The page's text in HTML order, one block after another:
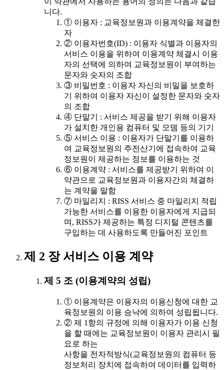
니다.
① 이용자 : 교육정보원과 이용계약을 체결한
자
② 이용자번호(ID) : 이용자 식별과 이용자의
서비스 이용을 위하여 이용계약 체결시 이용
자의 선택에 의하여 교육정보원이 부여하는
문자와 숫자의 조합
③ 비밀번호 : 이용자 자신의 비밀을 보호하
기 위하여 이용자 자신이 설정한 문자와 숫자
의 조합
④ 단말기 : 서비스 제공을 받기 위해 이용자
가 설치한 개인용 컴퓨터 및 모뎀 등의 기기
⑤ 서비스 이용 : 이용자가 단말기를 이용하
여 교육정보원의 주전산기에 접속하여 교육
정보원이 제공하는 정보를 이용하는 것
⑥ 이용계약 : 서비스를 제공받기 위하여 이
약관으로 교육정보원과 이용자간의 체결하
는 계약을 말함
⑦ 마일리지 : RISS 서비스 중 마일리지 적립
가능한 서비스를 이용한 이용자에게 지급되
며, RISS가 제공하는 특정 디지털 콘텐츠를
구입하는 데 사용하도록 만들어진 포인트
제 2 장 서비스 이용 계약
제 5 조 (이용계약의 성립)
① 이용계약은 이용자의 이용신청에 대한 교
육정보원의 이용 승낙에 의하여 성립됩니다.
② 제 1항의 규정에 의해 이용자가 이용 신청
을 할 때에는 교육정보원이 이용자 관리시 필
요로 하는
사항을 전자적방식(교육정보원의 컴퓨터 등
정보처리 장치에 접속하여 데이터를 입력하